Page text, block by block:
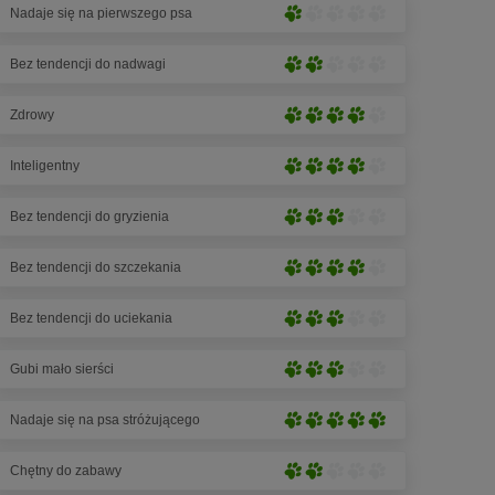
5
(2
5
Nadaje się na pierwszego psa
Nieznaczne
(1
5
Bez tendencji do nadwagi
Lekkie
(2
5
Zdrowy
Silne
(4
5
Inteligentny
Silne
(4
5
Bez tendencji do gryzienia
Średnie
(3
5
Bez tendencji do szczekania
Silne
(4
5
Bez tendencji do uciekania
Średnie
(3
5
Gubi mało sierści
Średnie
(3
5
Nadaje się na psa stróżującego
Bardzo
rozwinięcie
Chętny do zabawy
Lekkie